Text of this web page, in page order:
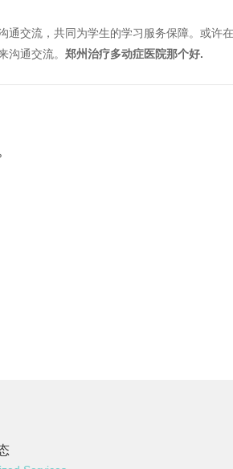
通交流，共同为学生的学习服务保障。或许
沟通交流。 郑州治疗多动症医院那个好.